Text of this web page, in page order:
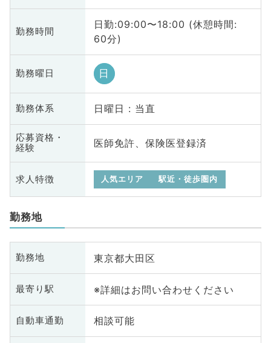
勤務時間
日勤:09:00〜18:00 (休憩時間:
60分)
勤務曜日 日
勤務体系 日曜日 : 当直
応募資格・
経験
医師免許、保険医登録済
求人特徴 人気エリア 駅近・徒歩圏内
勤務地
勤務地 東京都大田区
最寄り駅 ※詳細はお問い合わせください
自動車通勤 相談可能